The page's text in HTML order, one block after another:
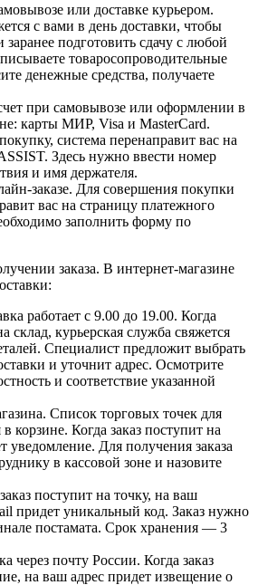
или доставке курьером.
с вами в день доставки, чтобы
заранее подготовить сдачу с любой
товаросопроводительные
денежные средства, получаете
при самовывозе или оформлении в
карты МИР, Visa и MasterCard.
система перенаправит вас на
Здесь нужно ввести номер
и имя держателя.
заказе. Для совершения покупки
вас на страницу платежного
заполнить форму по
заказа. В интернет-магазине
работает с 9.00 до 19.00. Когда
склад, курьерская служба свяжется
Специалист предложит выбрать
и уточнит адрес. Осмотрите
и соответствие указанной
Список торговых точек для
корзине. Когда заказ поступит на
уведомление. Для получения заказа
в кассовой зоне и назовите
поступит на точку, на ваш
придет уникальный код. Заказ нужно
постамата. Срок хранения — 3
через почту России. Когда заказ
на ваш адрес придет извещение о